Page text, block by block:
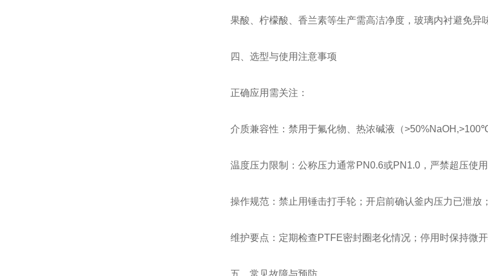
果酸、柠檬酸、香兰素等生产需高洁净度，玻璃内衬避免异
四、选型与使用注意事项
正确应用需关注：
介质兼容性：禁用于氟化物、热浓碱液（
温度压力限制：公称压力通常PN0.6或PN1.0，严禁超压使用
操作规范：禁止用锤击打手轮；开启前确认釜内压力已泄放；
维护要点：定期检查PTFE密封圈老化情况；停用时保持微开
五、常见故障与预防